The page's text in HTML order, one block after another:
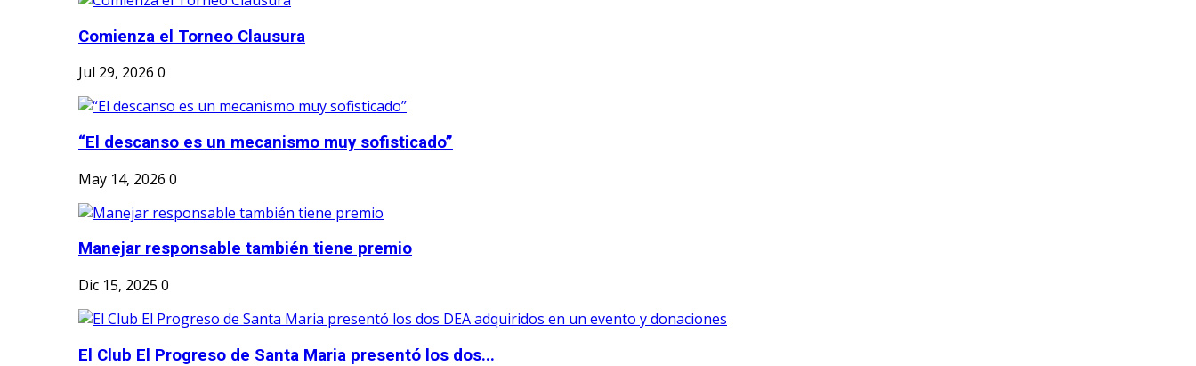
Comienza el Torneo Clausura
Jul 29, 2026 0
“El descanso es un mecanismo muy sofisticado”
May 14, 2026 0
Manejar responsable también tiene premio
Dic 15, 2025 0
El Club El Progreso de Santa Maria presentó los dos...